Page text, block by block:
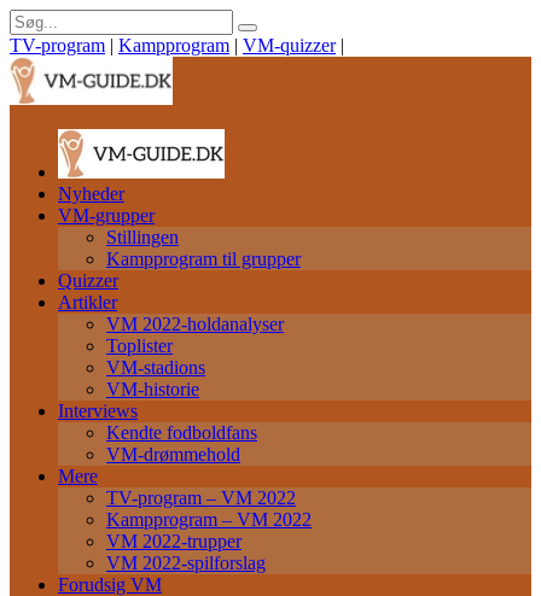
TV-program | Kampprogram | VM-quizzer |
Nyheder
VM-grupper
Stillingen
Kampprogram til grupper
Quizzer
Artikler
VM 2022-holdanalyser
Toplister
VM-stadions
VM-historie
Interviews
Kendte fodboldfans
VM-drømmehold
Mere
TV-program – VM 2022
Kampprogram – VM 2022
VM 2022-trupper
VM 2022-spilforslag
Forudsig VM